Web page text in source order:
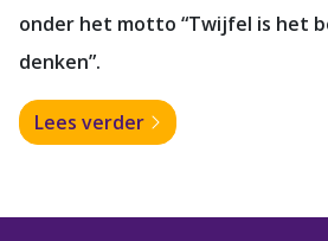
onder het motto “Twijfel is het
denken”.
Lees verder